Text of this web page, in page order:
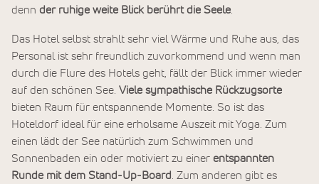
denn der ruhige weite Blick berührt die Seele.
Das Hotel selbst strahlt sehr viel Wärme und Ruhe aus, das
Personal ist sehr freundlich zuvorkommend und wenn man
durch die Flure des Hotels geht, fällt der Blick immer wieder
auf den schönen See. Viele sympathische Rückzugsorte
bieten Raum für entspannende Momente. So ist das
Hoteldorf ideal für eine erholsame Auszeit mit Yoga. Zum
einen lädt der See natürlich zum Schwimmen und
Sonnenbaden ein oder motiviert zu einer entspannten
Runde mit dem Stand-Up-Board . Zum anderen gibt es